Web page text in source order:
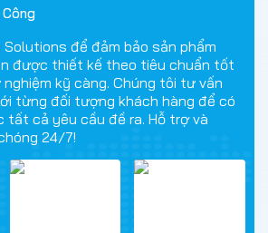
để đảm bảo sản phẩm
được thiết kế theo tiêu chuẩn tốt
kỹ càng. Chúng tôi tư vấn
từng đối tượng khách hàng để có
tất cả yêu cầu đề ra. Hỗ trợ và
24/7!